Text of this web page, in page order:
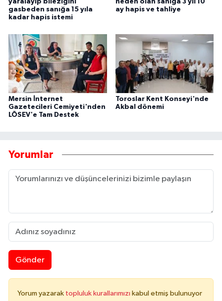
yaralayıp bileziğini
gasbeden sanığa 15 yıla
kadar hapis istemi
neden olan sanığa 3 yıl 10
ay hapis ve tahliye
Mersin İnternet
Gazetecileri Cemiyeti'nden
LÖSEV'e Tam Destek
Toroslar Kent Konseyi'nde
Akbal dönemi
Yorumlar
Gönder
Yorum yazarak topluluk kurallarımızı kabul etmiş bulunuyor